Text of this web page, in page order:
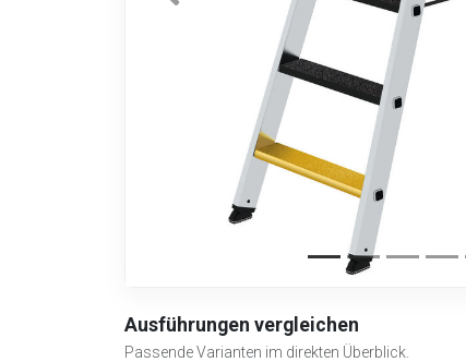
Ausführungen vergleichen
Passende Varianten im direkten Überblick.